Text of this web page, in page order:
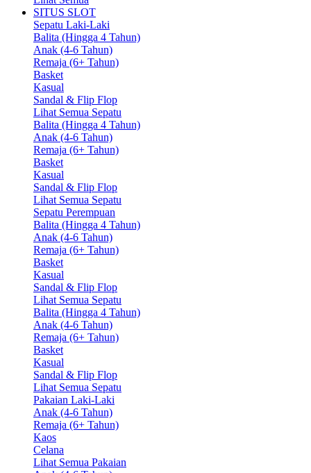
SITUS SLOT
Sepatu Laki-Laki
Balita (Hingga 4 Tahun)
Anak (4-6 Tahun)
Remaja (6+ Tahun)
Basket
Kasual
Sandal & Flip Flop
Lihat Semua Sepatu
Balita (Hingga 4 Tahun)
Anak (4-6 Tahun)
Remaja (6+ Tahun)
Basket
Kasual
Sandal & Flip Flop
Lihat Semua Sepatu
Sepatu Perempuan
Balita (Hingga 4 Tahun)
Anak (4-6 Tahun)
Remaja (6+ Tahun)
Basket
Kasual
Sandal & Flip Flop
Lihat Semua Sepatu
Balita (Hingga 4 Tahun)
Anak (4-6 Tahun)
Remaja (6+ Tahun)
Basket
Kasual
Sandal & Flip Flop
Lihat Semua Sepatu
Pakaian Laki-Laki
Anak (4-6 Tahun)
Remaja (6+ Tahun)
Kaos
Celana
Lihat Semua Pakaian